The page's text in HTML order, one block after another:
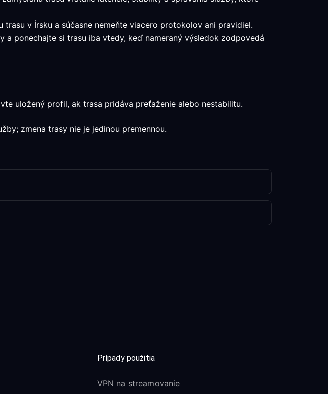
v Írsku a súčasne nemeňte viacero protokolov ani pravidiel.
ponechajte si trasu iba vtedy, keď nameraný výsledok zodpovedá
uložený profil, ak trasa pridáva preťaženie alebo nestabilitu.
zmena trasy nie je jedinou premennou.
Prípady použitia
VPN na streamovanie